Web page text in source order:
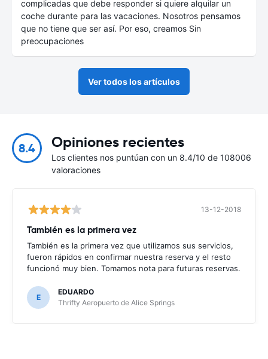
complicadas que debe responder si quiere alquilar un
coche durante para las vacaciones. Nosotros pensamos
que no tiene que ser así. Por eso, creamos Sin
preocupaciones
Ver todos los artículos
8.4 Opiniones recientes
Los clientes nos puntúan con un 8.4/10 de 108006
valoraciones
13-12-2018
También es la primera vez
También es la primera vez que utilizamos sus servicios,
fueron rápidos en confirmar nuestra reserva y el resto
funcionó muy bien. Tomamos nota para futuras reservas.
E
EDUARDO
Thrifty Aeropuerto de Alice Springs